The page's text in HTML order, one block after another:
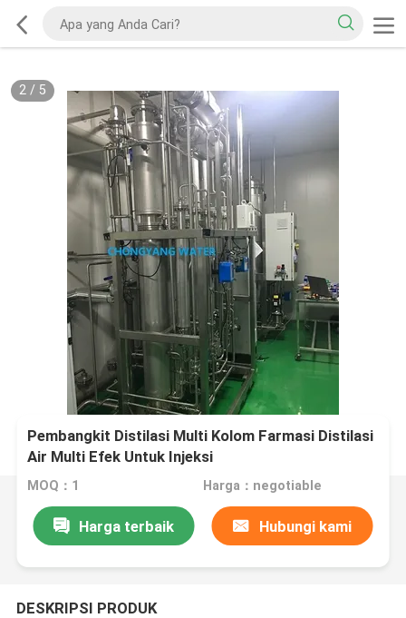
2/ 5
Pembangkit Distilasi Multi Kolom Farmasi Distilasi
Air Multi Efek Untuk Injeksi
MOQ：1 Harga：negotiable
Harga terbaik Hubungi kami
DESKRIPSI PRODUK